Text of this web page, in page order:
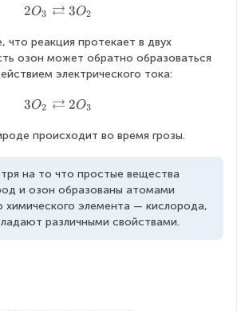
2
_
{
3
⇄
O
{
2
}
2O3 ⇄ 3O2
что реакция протекает в двух
озон может обратно образоваться
электрического тока:
3
_
2
}
⇄
2
3O2 ⇄ 2O3
происходит во время грозы.
на то что простые вещества
и озон образованы атомами
химического элемента — кислорода,
различными свойствами.